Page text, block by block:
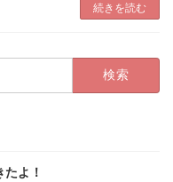
続きを読む
よ！